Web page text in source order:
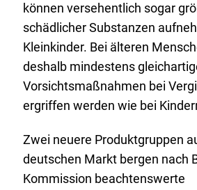
können versehentlich sogar
schädlicher Substanzen
Kleinkinder. Bei älteren
deshalb mindestens
Vorsichtsmaßnahmen bei
ergriffen werden wie bei
Zwei neuere Produktgruppen
deutschen Markt bergen nach
Kommission beachtenswerte